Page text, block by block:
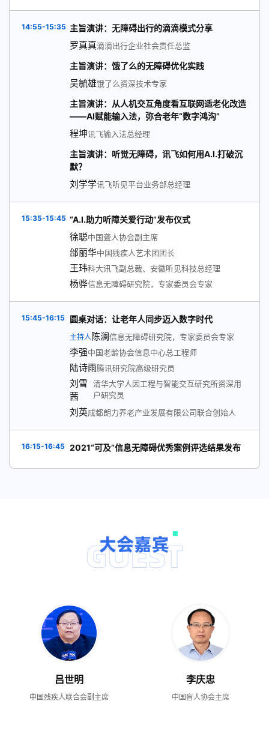
14:55-15:35 主旨演讲：无障碍出行的滴滴模式分享
罗真真滴滴出行企业社会责任总监
主旨演讲：饿了么的无障碍优化实践
吴毓雄饿了么资深技术专家
主旨演讲：从人机交互角度看互联网适老化改造
——AI赋能输入法，弥合老年“数字鸿沟”
程坤讯飞输入法总经理
主旨演讲：听觉无障碍，讯飞如何用A.I.打破沉
默？
刘学学讯飞听见平台业务部总经理
15:35-15:45 “A.I.助力听障关爱行动”发布仪式
徐聪中国聋人协会副主席
邰丽华中国残疾人艺术团团长
王玮科大讯飞副总裁、安徽听见科技总经理
杨骅信息无障碍研究院，专家委员会专家
15:45-16:15 圆桌对话：让老年人同步迈入数字时代
主持人陈澜信息无障碍研究院，专家委员会专家
李强中国老龄协会信息中心总工程师
陆诗雨腾讯研究院高级研究员
刘雪
茜
清华大学人因工程与智能交互研究所资深用
户研究员
刘英成都朗力养老产业发展有限公司联合创始人
16:15-16:45 2021“可及”信息无障碍优秀案例评选结果发布
吕世明
中国残疾人联合会副主席
李庆忠
中国盲人协会主席